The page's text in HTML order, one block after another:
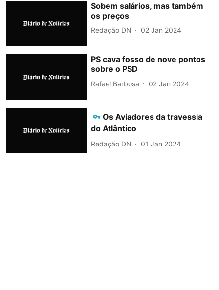
Sobem salários, mas também
os preços
Redação DN 02 Jan 2024
PS cava fosso de nove pontos
sobre o PSD
Rafael Barbosa 02 Jan 2024
Os Aviadores da travessia
do Atlântico
Redação DN 01 Jan 2024